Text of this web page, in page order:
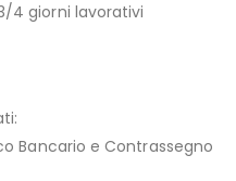
4 giorni lavorativi
Bancario e Contrassegno